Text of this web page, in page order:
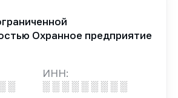
Охранное предприятие
░
ИНН:
░ ░ ░ ░ ░ ░ ░ ░ ░